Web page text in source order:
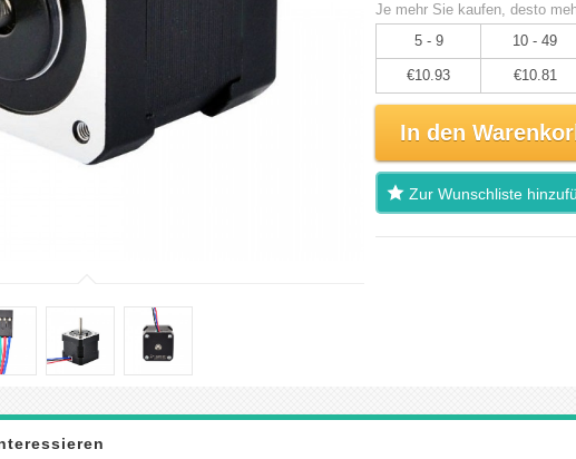
Je mehr Sie kaufen, desto
5 - 9
10 - 49
€10.93 €10.81
In den
Zur Wunschliste